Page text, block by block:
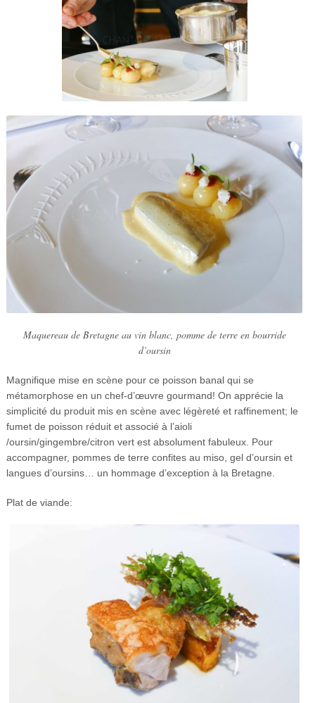
Maquereau de Bretagne au vin blanc, pomme de terre en bourride
d’oursin
Magnifique mise en scène pour ce poisson banal qui se
métamorphose en un chef-d’œuvre gourmand! On apprécie la
simplicité du produit mis en scène avec légèreté et raffinement; le
fumet de poisson réduit et associé à l’aioli
/oursin/gingembre/citron vert est absolument fabuleux. Pour
accompagner, pommes de terre confites au miso, gel d’oursin et
langues d’oursins… un hommage d’exception à la Bretagne.
Plat de viande: